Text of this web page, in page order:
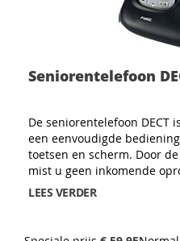
Seniorentelefoon
De seniorentelefoon DECT
een eenvoudigde
toetsen en scherm. Door
mist u geen inkomende
LEES VERDER